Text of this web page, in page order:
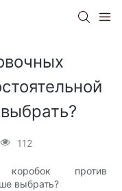
112
коробок против
выбрать?